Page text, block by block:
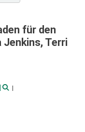
für den
Jenkins, Terri